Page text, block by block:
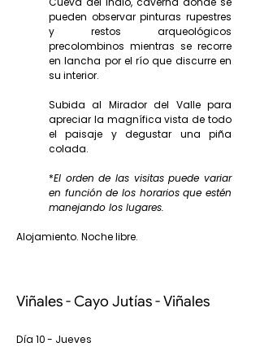
pueden observar pinturas rupestres
y restos arqueológicos
precolombinos mientras se recorre
en lancha por el río que discurre en
su interior.
Subida al Mirador del Valle para
apreciar la magnífica vista de todo
el paisaje y degustar una piña
colada.
*El orden de las visitas puede variar
en función de los horarios que estén
manejando los lugares.
Alojamiento. Noche libre.
Viñales - Cayo Jutías - Viñales
Día 10 - Jueves